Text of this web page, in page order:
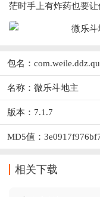
茫时手上有炸药也要让
包名：
名称：微乐斗地主
版本：7.1.7
MD5值：
相关下载